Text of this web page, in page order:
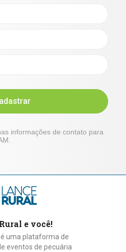
informações de contato para
e você!
é uma plataforma de
eventos de pecuária